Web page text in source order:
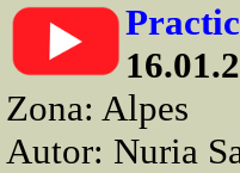
Zona: Alpes
Autor: Nuria